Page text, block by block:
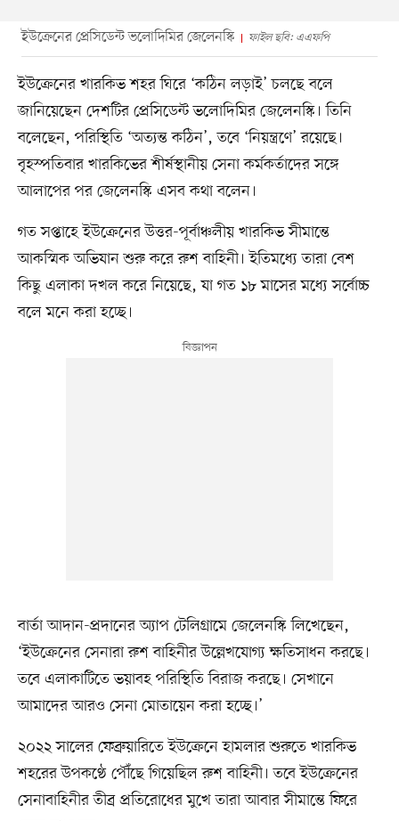
ইউক্রেনের প্রেসিডেন্ট ভলোদিমির জেলেনস্কি ফাইল ছবি: এএফপি
ইউক্রেনের খারকিভ শহর ঘিরে ‘কঠিন লড়াই’ চলছে বলে
জানিয়েছেন দেশটির প্রেসিডেন্ট ভলোদিমির জেলেনস্কি। তিনি
বলেছেন, পরিস্থিতি ‘অত্যন্ত কঠিন’, তবে ‘নিয়ন্ত্রণে’ রয়েছে।
বৃহস্পতিবার খারকিভের শীর্ষস্থানীয় সেনা কর্মকর্তাদের সঙ্গে
আলাপের পর জেলেনস্কি এসব কথা বলেন।
গত সপ্তাহে ইউক্রেনের উত্তর-পূর্বাঞ্চলীয় খারকিভ সীমান্তে
আকস্মিক অভিযান শুরু করে রুশ বাহিনী। ইতিমধ্যে তারা বেশ
কিছু এলাকা দখল করে নিয়েছে, যা গত ১৮ মাসের মধ্যে সর্বোচ্চ
বলে মনে করা হচ্ছে।
বার্তা আদান-প্রদানের অ্যাপ টেলিগ্রামে জেলেনস্কি লিখেছেন,
‘ইউক্রেনের সেনারা রুশ বাহিনীর উল্লেখযোগ্য ক্ষতিসাধন করছে।
তবে এলাকাটিতে ভয়াবহ পরিস্থিতি বিরাজ করছে। সেখানে
আমাদের আরও সেনা মোতায়েন করা হচ্ছে।’
২০২২ সালের ফেব্রুয়ারিতে ইউক্রেনে হামলার শুরুতে খারকিভ
শহরের উপকণ্ঠে পৌঁছে গিয়েছিল রুশ বাহিনী। তবে ইউক্রেনের
সেনাবাহিনীর তীব্র প্রতিরোধের মুখে তারা আবার সীমান্তে ফিরে